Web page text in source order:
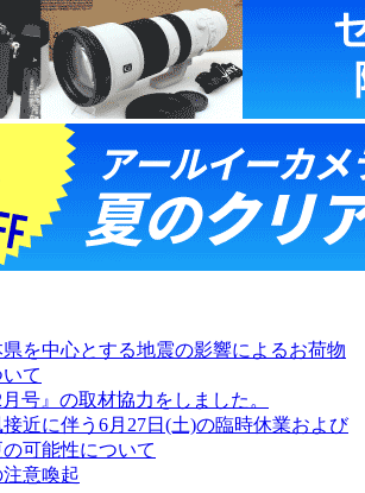
県を中心とする地震の影響によるお荷物
て
月号』の取材協力をしました。
接近に伴う6月27日(土)の臨時休業および
可能性について
意喚起